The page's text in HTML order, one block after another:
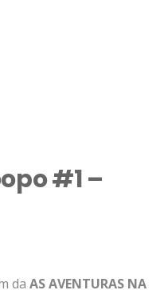
#1 –
da AS AVENTURAS NA